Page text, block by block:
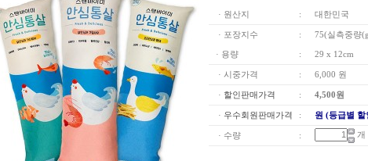
· 원산지 : 대한민국
· 포장지수 : 75(실측중량
· 용량 : 29 x 12cm
· 시중가격 : 6,000 원
· 할인판매가격 : 4,500원
· 우수회원판매가격 : 원 (등급별
· 수량 : 개